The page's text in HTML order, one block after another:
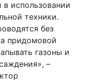
использовании
техники.
без
придомовой
газоны и
–